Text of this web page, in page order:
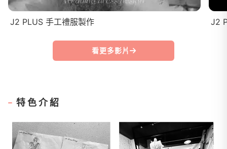
J2 PLUS 手工禮服製作 J2
看更多影片
特色介紹